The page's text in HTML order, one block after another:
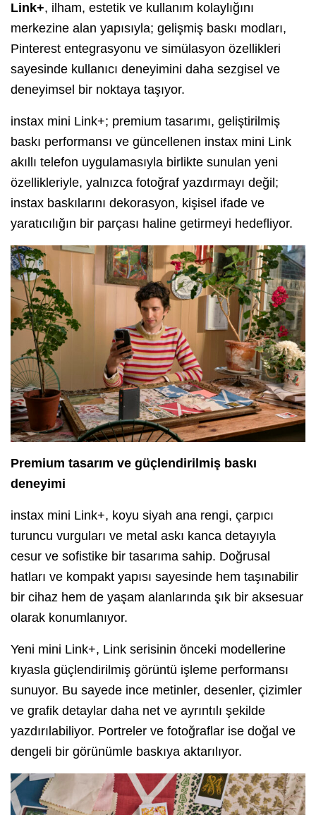
Link+, ilham, estetik ve kullanım kolaylığını
merkezine alan yapısıyla; gelişmiş baskı modları,
Pinterest entegrasyonu ve simülasyon özellikleri
sayesinde kullanıcı deneyimini daha sezgisel ve
deneyimsel bir noktaya taşıyor.
instax mini Link+; premium tasarımı, geliştirilmiş
baskı performansı ve güncellenen instax mini Link
akıllı telefon uygulamasıyla birlikte sunulan yeni
özellikleriyle, yalnızca fotoğraf yazdırmayı değil;
instax baskılarını dekorasyon, kişisel ifade ve
yaratıcılığın bir parçası haline getirmeyi hedefliyor.
Premium tasarım ve güçlendirilmiş baskı
deneyimi
instax mini Link+, koyu siyah ana rengi, çarpıcı
turuncu vurguları ve metal askı kanca detayıyla
cesur ve sofistike bir tasarıma sahip. Doğrusal
hatları ve kompakt yapısı sayesinde hem taşınabilir
bir cihaz hem de yaşam alanlarında şık bir aksesuar
olarak konumlanıyor.
Yeni mini Link+, Link serisinin önceki modellerine
kıyasla güçlendirilmiş görüntü işleme performansı
sunuyor. Bu sayede ince metinler, desenler, çizimler
ve grafik detaylar daha net ve ayrıntılı şekilde
yazdırılabiliyor. Portreler ve fotoğraflar ise doğal ve
dengeli bir görünümle baskıya aktarılıyor.